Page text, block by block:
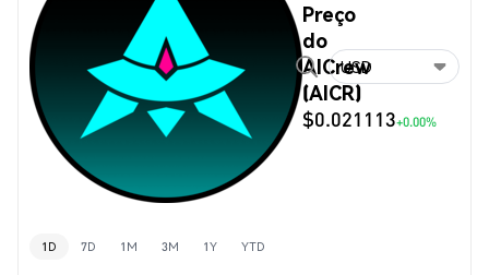
Preço
do
AICrew
(AICR)
$0.021113+0.00%
USD
1D 7D 1M 3M 1Y YTD